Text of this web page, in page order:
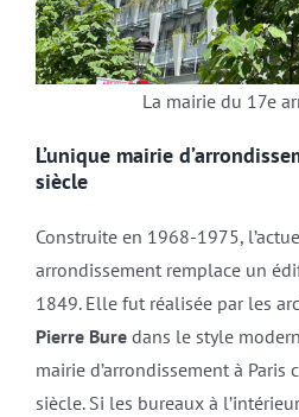
La mairie du 17e
L’unique mairie
siècle
Construite en 1968-1975,
arrondissement remplace un
1849. Elle fut réalisée par les
Pierre Buredans le style
mairie d’arrondissement à
siècle. Si les bureaux à